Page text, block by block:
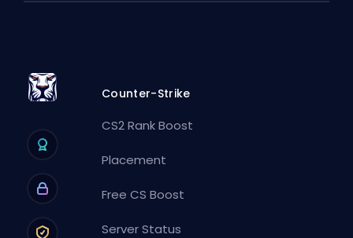
Counter-Strike
CS2 Rank Boost
Placement
Free CS Boost
Server Status